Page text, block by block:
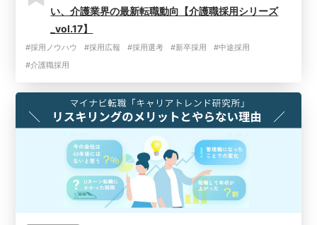
い、介護業界の最新転職動向【介護職採用シリーズ
_vol.17】
#採用ノウハウ #採用広報 #採用選考 #新卒採用
#中途採用
#介護職採用